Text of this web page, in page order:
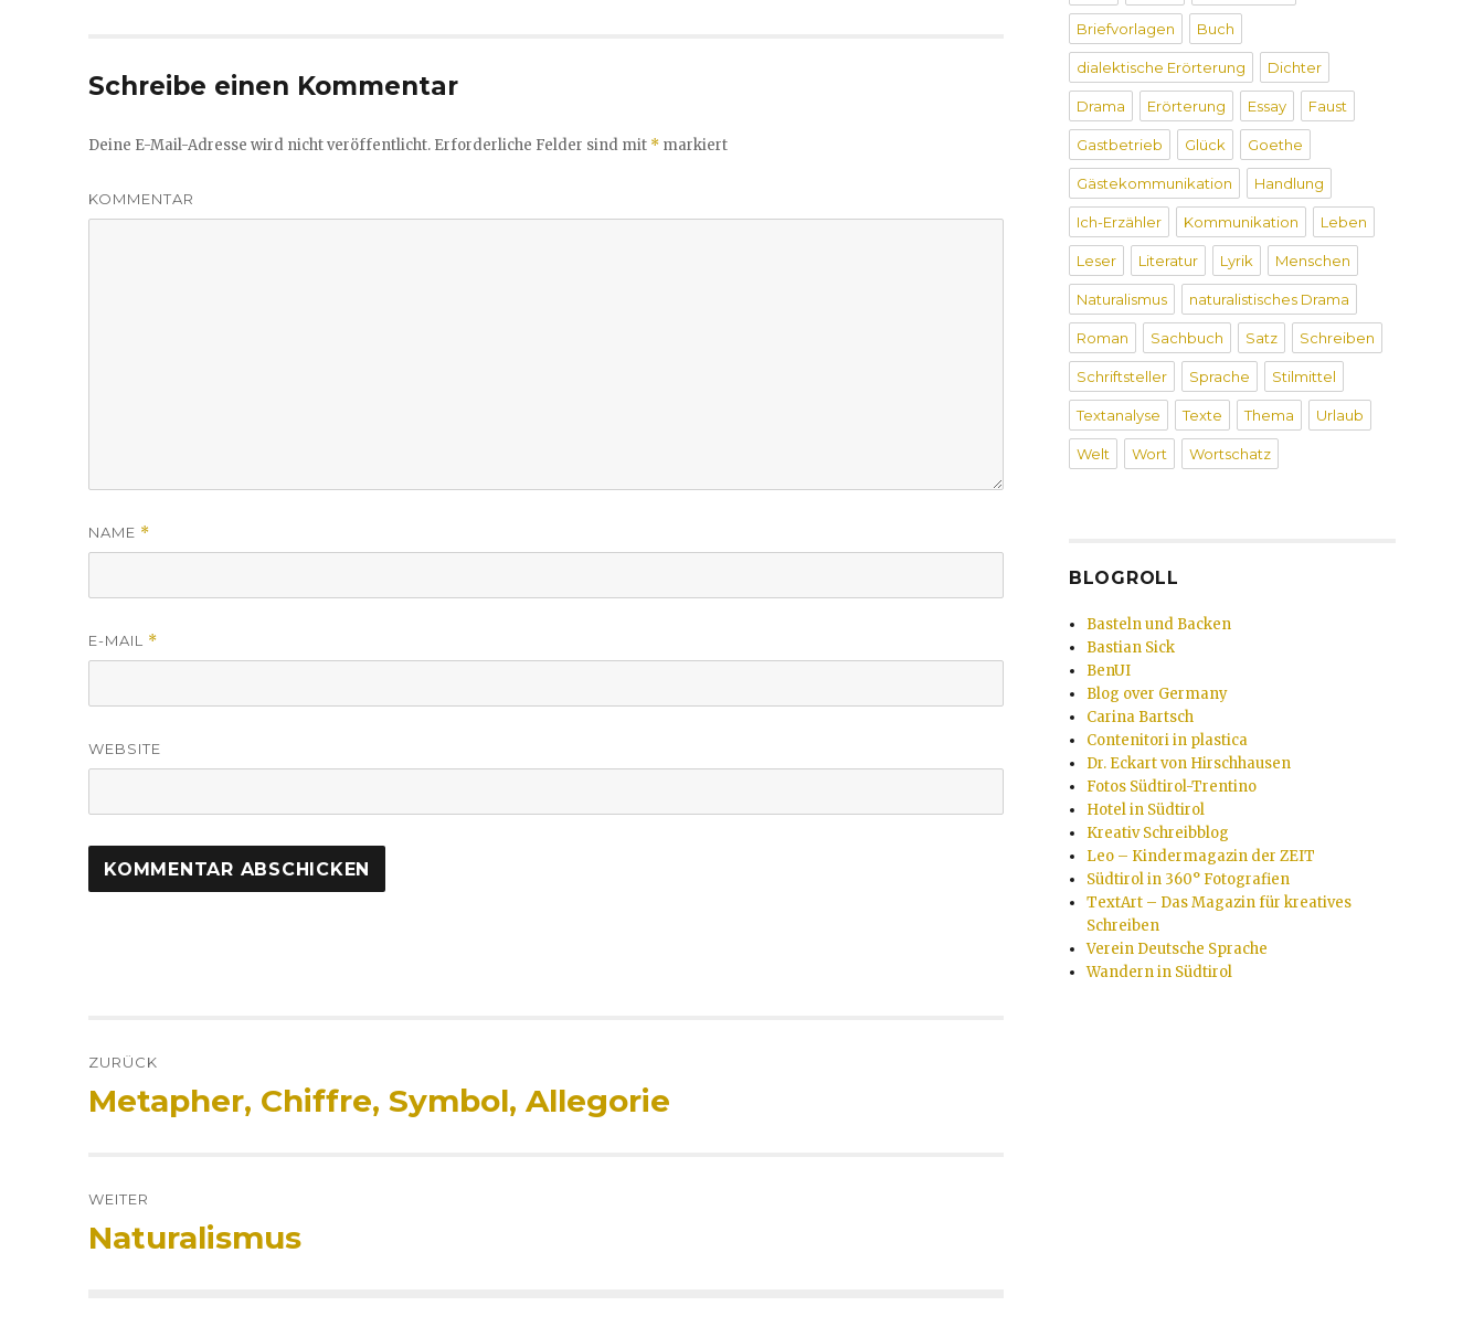
Schreibe einen Kommentar
Deine E-Mail-Adresse wird nicht veröffentlicht. Erforderliche Felder sind mit * markiert
KOMMENTAR
NAME *
E-MAIL *
WEBSITE
Navigation
ZURÜCK
Vorheriger
Metapher, Chiffre, Symbol, Allegorie
WEITER
Nächster
Naturalismus
Briefvorlagen Buch
dialektische Erörterung Dichter
Drama Erörterung Essay Faust
Gastbetrieb Glück Goethe
Gästekommunikation Handlung
Ich-Erzähler Kommunikation Leben
Leser Literatur Lyrik Menschen
Naturalismus naturalistisches Drama
Roman Sachbuch Satz Schreiben
Schriftsteller Sprache Stilmittel
Textanalyse Texte Thema Urlaub
Welt Wort Wortschatz
BLOGROLL
Basteln und Backen
Bastian Sick
BenUI
Blog over Germany
Carina Bartsch
Contenitori in plastica
Dr. Eckart von Hirschhausen
Fotos Südtirol-Trentino
Hotel in Südtirol
Kreativ Schreibblog
Leo – Kindermagazin der ZEIT
Südtirol in 360° Fotografien
TextArt – Das Magazin für kreatives
Schreiben
Verein Deutsche Sprache
Wandern in Südtirol